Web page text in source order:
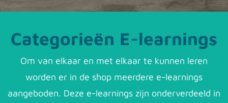
Categorieën E-learnings
Om van elkaar en met elkaar te kunnen leren
worden er in de shop meerdere e-learnings
aangeboden. Deze e-learnings zijn onderverdeeld in